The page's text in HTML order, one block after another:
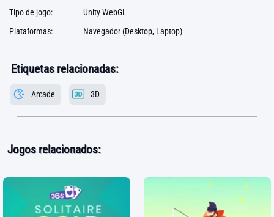
Tipo de jogo:
Unity WebGL
Plataformas:
Navegador (Desktop, Laptop)
Etiquetas relacionadas:
Arcade 3D
Jogos relacionados: